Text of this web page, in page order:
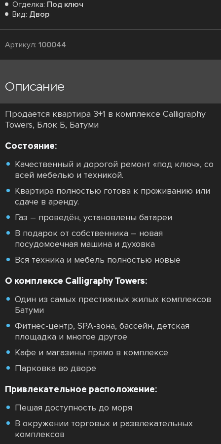
Отделка: Под ключ
Вид: Двор
Артикул: 100044
Описание
Продается квартира 3+1 в комплексе Calligraphy
Towers, Блок Б, Батуми
Состояние:
Качественный и дорогой ремонт «под ключ», со
всей мебелью и техникой.
Квартира полностью готова к проживанию или
сдаче в аренду.
Газ – проведён, установлены батареи
В подарок от собственника – новая
посудомоечная машина и духовка
Вся техника и мебель полностью новые
О комплексе Calligraphy Towers:
Один из самых престижных жилых комплексов
Батуми
Фитнес-центр, SPA-зона, бассейн, детская
площадка и многое другое
Кафе и магазины прямо в комплексе
Парковка во дворе
Привлекательное расположение:
Пешая доступность до моря
В окружении торговых и развлекательных
комплексов